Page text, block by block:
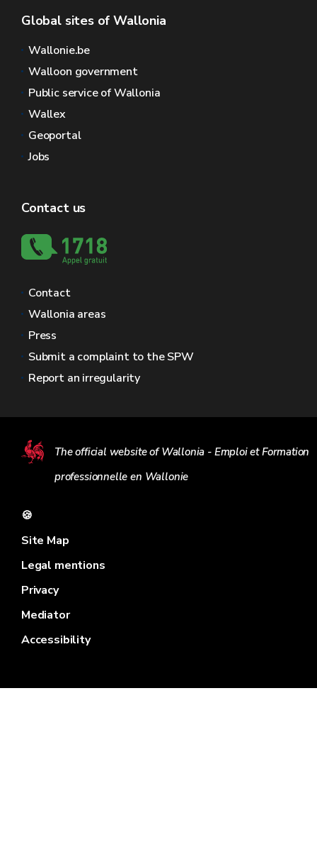
Global sites of Wallonia
Wallonie.be
Walloon government
Public service of Wallonia
Wallex
Geoportal
Jobs
Contact us
Contact
Wallonia areas
Press
Submit a complaint to the SPW
Report an irregularity
The official website of Wallonia - Emploi et Formation
professionnelle en Wallonie
🍪
Site Map
Legal mentions
Privacy
Mediator
Accessibility